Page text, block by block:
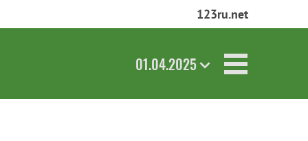
123ru.net
01.04.2025